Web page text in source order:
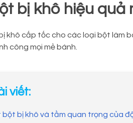
bị khô hiệu quả
khô cấp tốc cho các loại bột làm
công mọi mẻ bánh.
viết:
bột bị khô và tầm quan trọng của